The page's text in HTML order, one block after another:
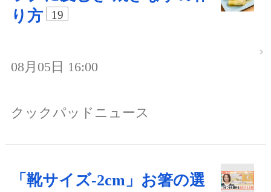
り方
19
08月05日 16:00
クックパッドニュース
「靴サイズ-2cm」お箸の選